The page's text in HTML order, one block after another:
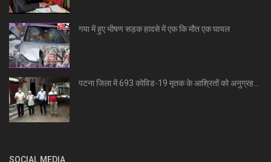
गया में हुए भीषण सड़क हादसे में एक कि मौत एक घायल
पटना जिला में 693 कोविड-19 मृतक के आश्रितों को अनुग्रह...
SOCIAL MEDIA